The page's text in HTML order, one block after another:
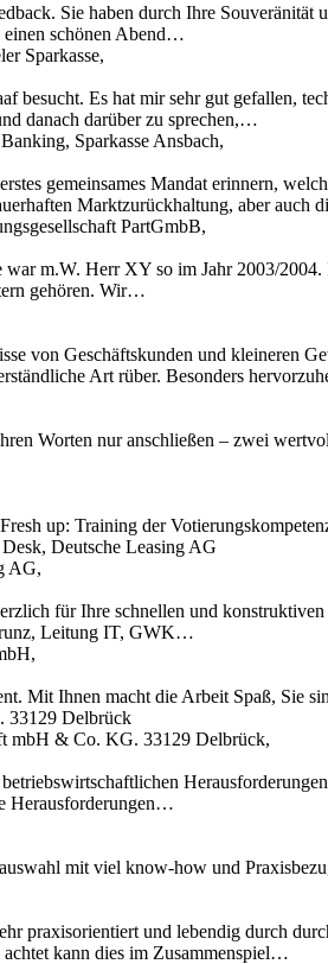
Sie haben durch Ihre
einen schönen Abend…
Sparkasse,
besucht. Es hat mir sehr gut gefallen,
danach darüber zu sprechen,…
Sparkasse Ansbach,
gemeinsames Mandat erinnern,
Marktzurückhaltung, aber auch
PartGmbB,
m.W. Herr XY so im Jahr 2003/
gehören. Wir…
von Geschäftskunden und kleineren
Art rüber. Besonders
Worten nur anschließen – zwei
up: Training der
Deutsche Leasing AG
AG,
für Ihre schnellen und
Leitung IT, GWK…
Mit Ihnen macht die Arbeit Spaß, Sie
33129 Delbrück
mbH & Co. KG. 33129 Delbrück,
Herausforderungen…
mit viel know-how und
praxisorientiert und lebendig durch
kann dies im Zusammenspiel…